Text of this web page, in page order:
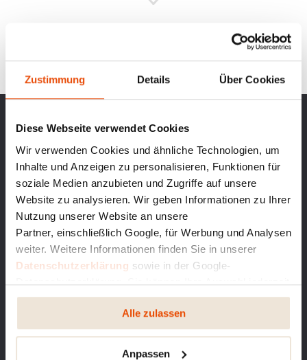
Zustimmung Details Über Cookies
Diese Webseite verwendet Cookies
Wir verwenden Cookies und ähnliche Technologien, um
Inhalte und Anzeigen zu personalisieren, Funktionen für
soziale Medien anzubieten und Zugriffe auf unsere
Website zu analysieren. Wir geben Informationen zu Ihrer
Nutzung unserer Website an unsere
Partner, einschließlich Google, für Werbung und Analysen
weiter. Weitere Informationen finden Sie in unserer
Datenschutzerklärung sowie in der Google-
Datenschutzerklärung. Sie können Ihre Auswahl jederzeit
ändern oder widerrufen.
Alle zulassen
Anpassen
BESTELLEN SIE UNSEREN AKTUELLEN KATALOG
BEQUEM DIREKT NACH HAUSE UND LASSEN SIE
SICH INSPIRIEREN.